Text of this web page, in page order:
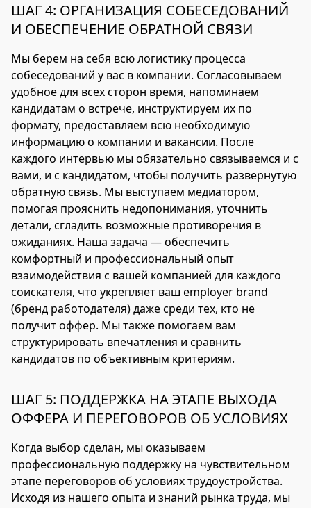
ШАГ 4: ОРГАНИЗАЦИЯ СОБЕСЕДОВАНИЙ
И ОБЕСПЕЧЕНИЕ ОБРАТНОЙ СВЯЗИ
Мы берем на себя всю логистику процесса
собеседований у вас в компании. Согласовываем
удобное для всех сторон время, напоминаем
кандидатам о встрече, инструктируем их по
формату, предоставляем всю необходимую
информацию о компании и вакансии. После
каждого интервью мы обязательно связываемся и с
вами, и с кандидатом, чтобы получить развернутую
обратную связь. Мы выступаем медиатором,
помогая прояснить недопонимания, уточнить
детали, сгладить возможные противоречия в
ожиданиях. Наша задача — обеспечить
комфортный и профессиональный опыт
взаимодействия с вашей компанией для каждого
соискателя, что укрепляет ваш employer brand
(бренд работодателя) даже среди тех, кто не
получит оффер. Мы также помогаем вам
структурировать впечатления и сравнить
кандидатов по объективным критериям.
ШАГ 5: ПОДДЕРЖКА НА ЭТАПЕ ВЫХОДА
ОФФЕРА И ПЕРЕГОВОРОВ ОБ УСЛОВИЯХ
Когда выбор сделан, мы оказываем
профессиональную поддержку на чувствительном
этапе переговоров об условиях трудоустройства.
Исходя из нашего опыта и знаний рынка труда, мы